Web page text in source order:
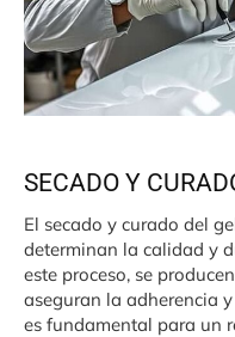
SECADO Y
El secado y curado del
determinan la calidad y
este proceso, se
aseguran la adherencia
es fundamental para un